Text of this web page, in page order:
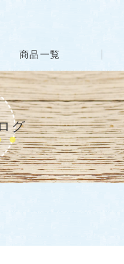
商品一覧
グ